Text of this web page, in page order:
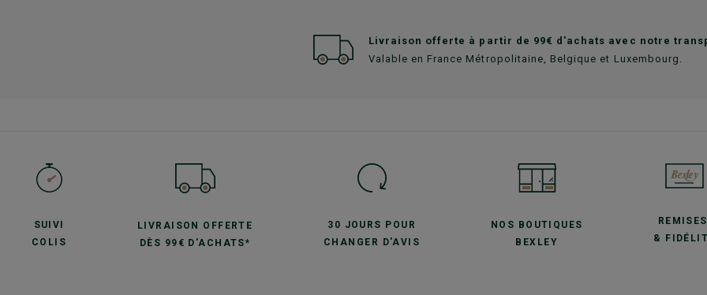
Livraison offerte à partir de 99€ d'achats avec notre
Valable en France Métropolitaine, Belgique et Luxembourg.
SUIVI
COLIS
LIVRAISON OFFERTE
DÈS 99€ D'ACHATS*
30 JOURS POUR
CHANGER D'AVIS
NOS BOUTIQUES
BEXLEY
&